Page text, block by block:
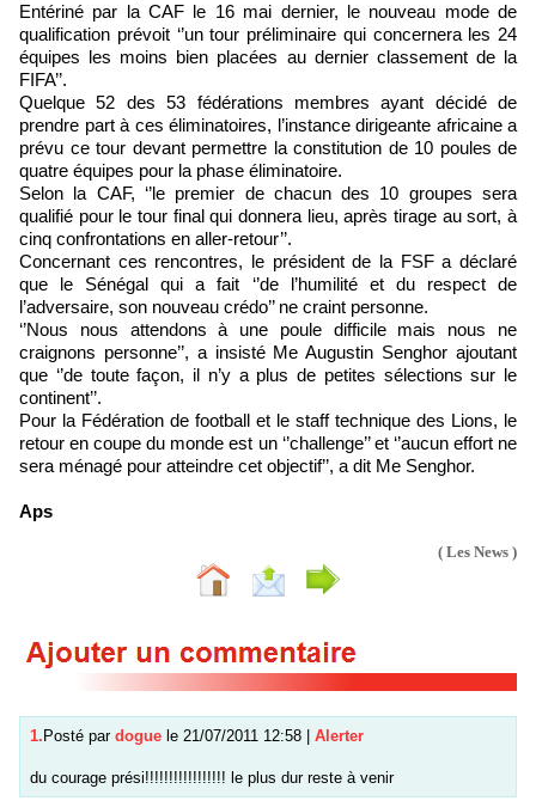
Entériné par la CAF le 16 mai dernier, le nouveau mode de
qualification prévoit ‘’un tour préliminaire qui concernera les 24
équipes les moins bien placées au dernier classement de la
FIFA’’.
Quelque 52 des 53 fédérations membres ayant décidé de
prendre part à ces éliminatoires, l’instance dirigeante africaine a
prévu ce tour devant permettre la constitution de 10 poules de
quatre équipes pour la phase éliminatoire.
Selon la CAF, ‘’le premier de chacun des 10 groupes sera
qualifié pour le tour final qui donnera lieu, après tirage au sort, à
cinq confrontations en aller-retour’’.
Concernant ces rencontres, le président de la FSF a déclaré
que le Sénégal qui a fait ‘’de l’humilité et du respect de
l’adversaire, son nouveau crédo’’ ne craint personne.
‘’Nous nous attendons à une poule difficile mais nous ne
craignons personne’’, a insisté Me Augustin Senghor ajoutant
que ‘’de toute façon, il n’y a plus de petites sélections sur le
continent’’.
Pour la Fédération de football et le staff technique des Lions, le
retour en coupe du monde est un ‘’challenge’’ et ‘’aucun effort ne
sera ménagé pour atteindre cet objectif’’, a dit Me Senghor.
Aps
( Les News )
1. Posté par dogue le 21/07/2011 12:58 Alerter
du courage prési!!!!!!!!!!!!!!!!! le plus dur reste à venir